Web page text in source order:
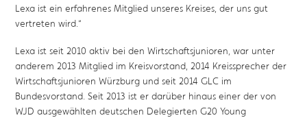
Lexa ist ein erfahrenes Mitglied unseres Kreises, der uns gut
vertreten wird.“
Lexa ist seit 2010 aktiv bei den Wirtschaftsjunioren, war unter
anderem 2013 Mitglied im Kreisvorstand, 2014 Kreissprecher der
Wirtschaftsjunioren Würzburg und seit 2014 GLC im
Bundesvorstand. Seit 2013 ist er darüber hinaus einer der von
WJD ausgewählten deutschen Delegierten G20 Young